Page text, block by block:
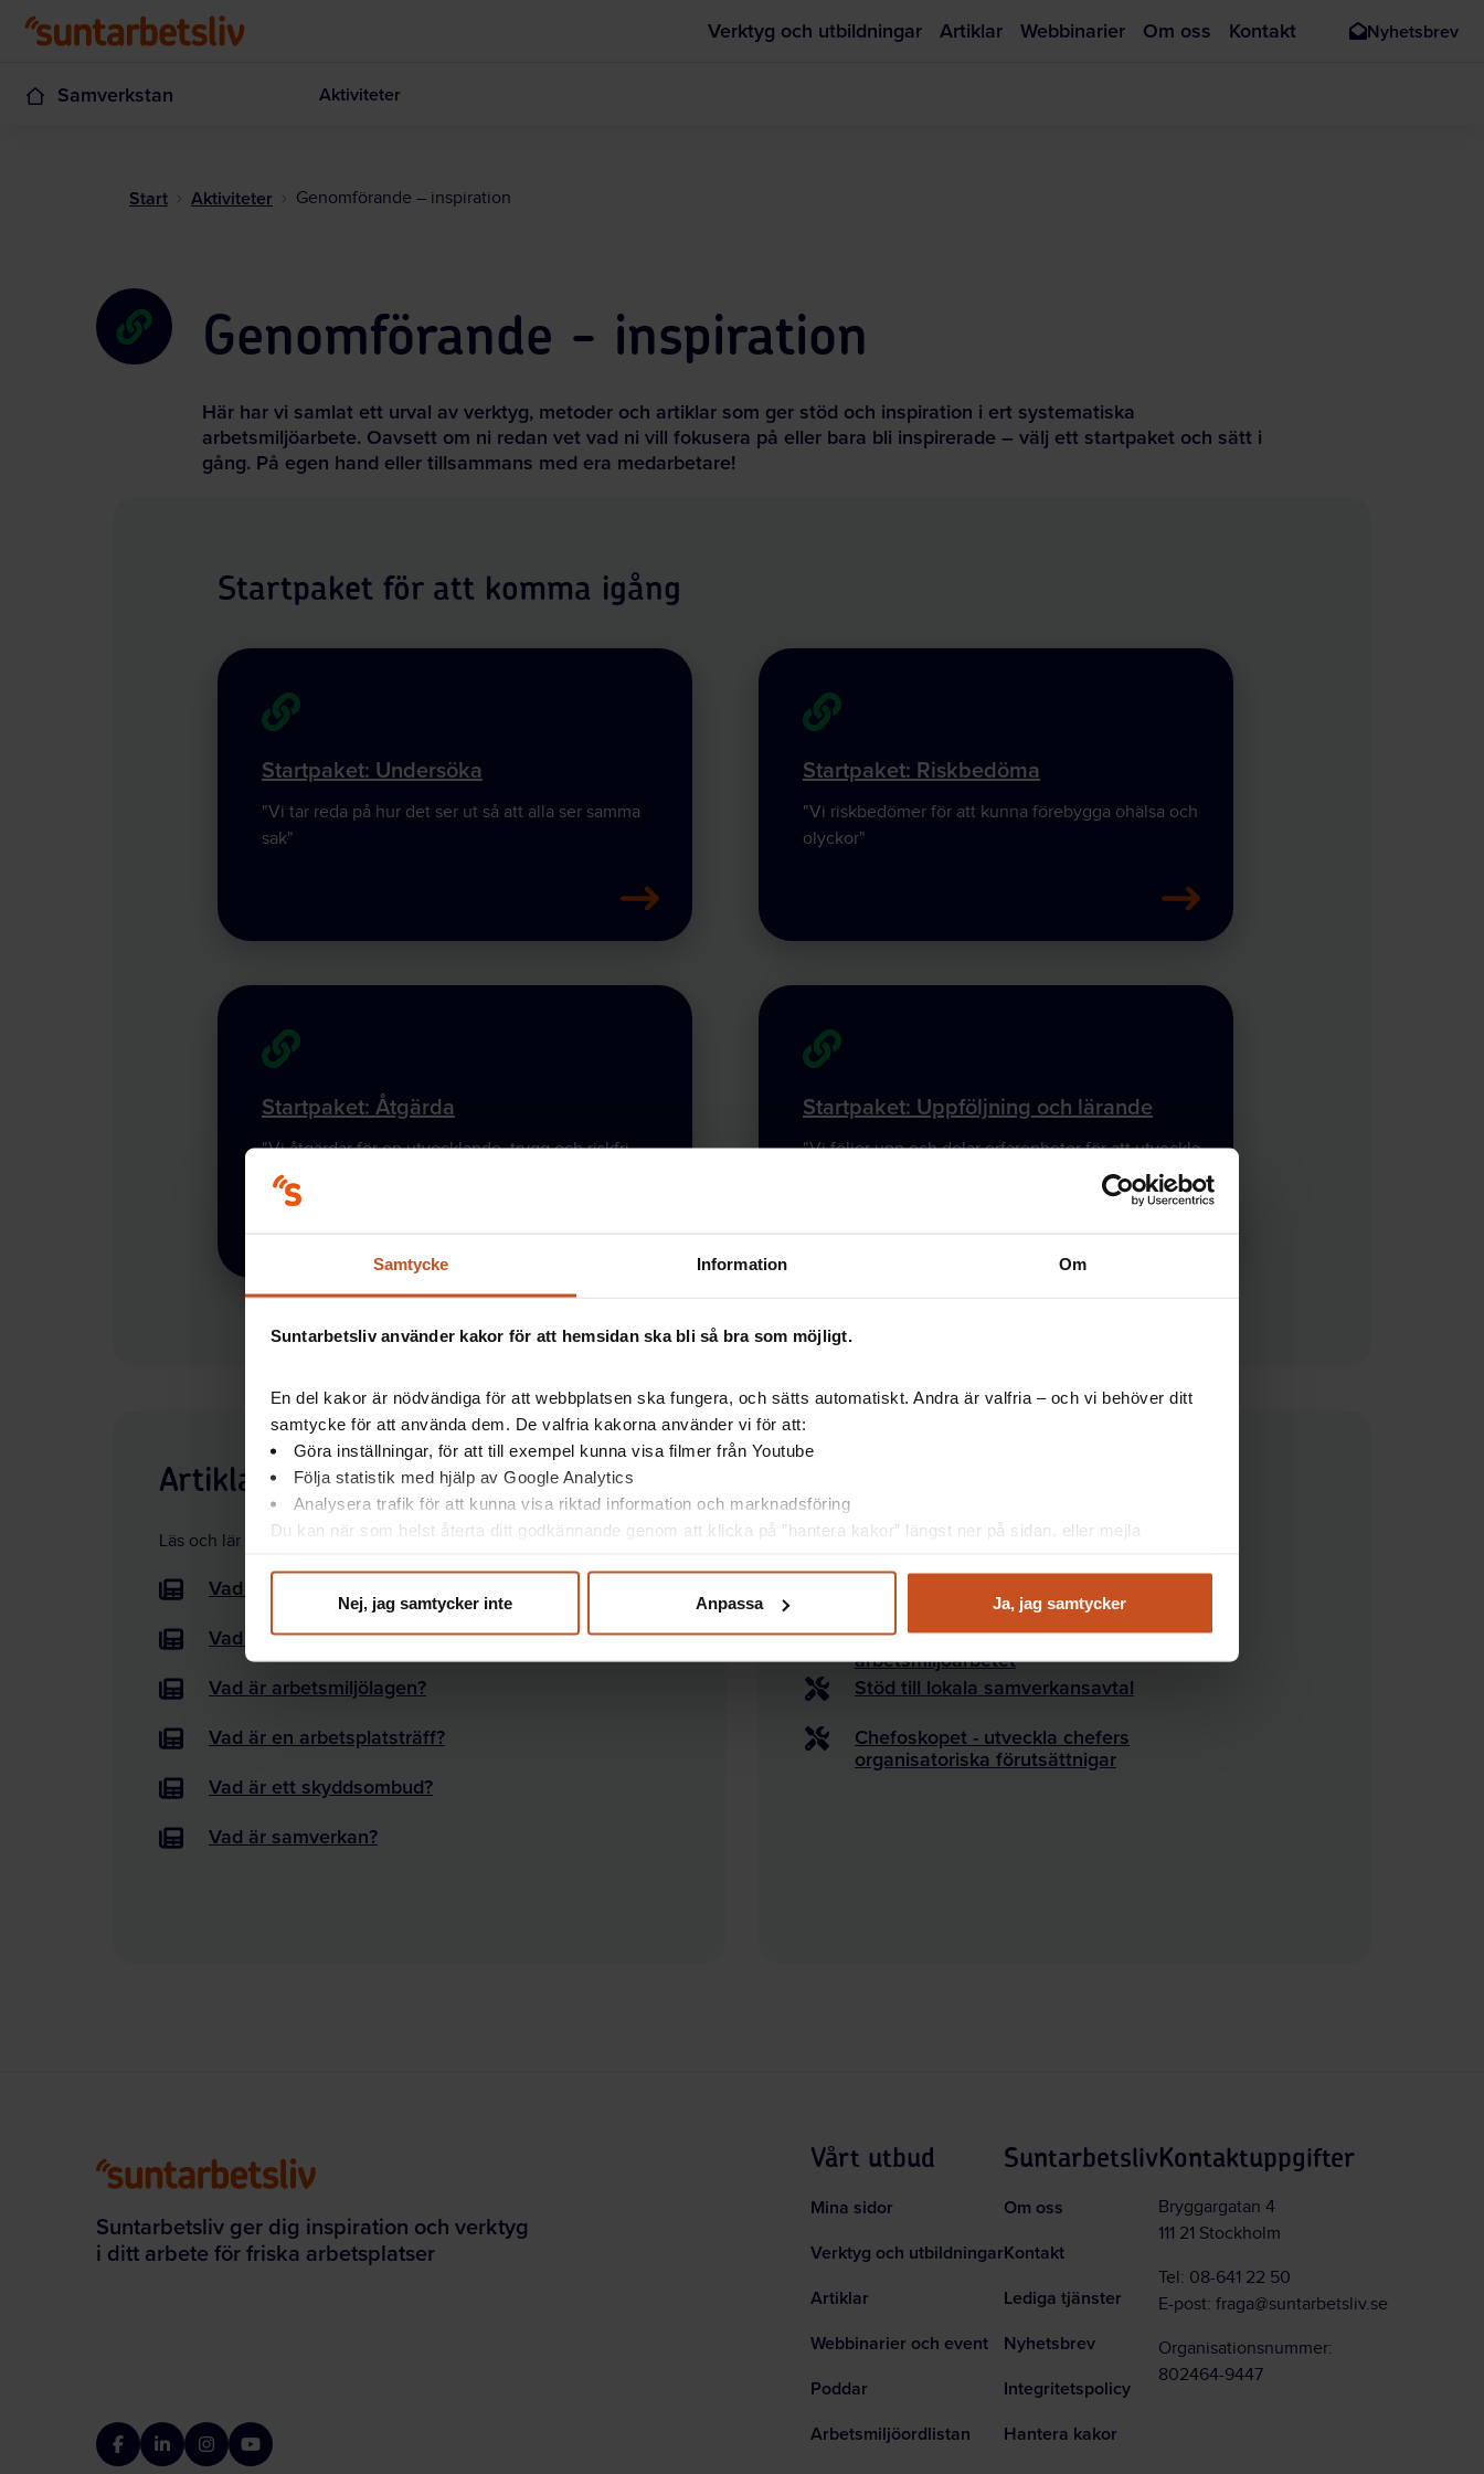
Samtycke Information Om
Suntarbetsliv använder kakor för att hemsidan ska bli så bra som möjligt.
En del kakor är nödvändiga för att webbplatsen ska fungera, och sätts automatiskt. Andra är valfria – och vi behöver ditt
samtycke för att använda dem. De valfria kakorna använder vi för att:
Göra inställningar, för att till exempel kunna visa filmer från Youtube
Följa statistik med hjälp av Google Analytics
Analysera trafik för att kunna visa riktad information och marknadsföring
Du kan när som helst återta ditt godkännande genom att klicka på ”hantera kakor” längst ner på sidan, eller mejla
Nej, jag samtycker inte Anpassa Ja, jag samtycker
Verktyg och utbildningar Artiklar Webbinarier Om oss Kontakt Nyhetsbrev
Samverkstan Aktiviteter
Start Aktiviteter Genomförande – inspiration
Genomförande - inspiration
Här har vi samlat ett urval av verktyg, metoder och artiklar som ger stöd och inspiration i ert systematiska
arbetsmiljöarbete. Oavsett om ni redan vet vad ni vill fokusera på eller bara bli inspirerade – välj ett startpaket och sätt i
gång. På egen hand eller tillsammans med era medarbetare!
Startpaket för att komma igång
Startpaket: Undersöka
"Vi tar reda på hur det ser ut så att alla ser samma
sak"
Startpaket: Riskbedöma
"Vi riskbedömer för att kunna förebygga ohälsa och
olyckor"
Startpaket: Åtgärda
"Vi åtgärdar för en utvecklande, trygg och riskfri
arbetsmiljö"
Startpaket: Uppföljning och lärande
"Vi följer upp och delar erfarenheter för att utveckla
Artiklar - så kan ni göra
Läs och lär dig mer om några vanliga arbetsmiljöbegrepp.
Vad är systematiskt arbetsmiljöarbete?
Vad är arbetsmiljö?
Vad är arbetsmiljölagen?
Vad är en arbetsplatsträff?
Vad är ett skyddsombud?
Vad är samverkan?
Styrelsen och politiker spelar roll för
arbetsmiljöarbetet
Stöd till lokala samverkansavtal
Chefoskopet - utveckla chefers
organisatoriska förutsättnigar
Suntarbetsliv ger dig inspiration och verktyg
i ditt arbete för friska arbetsplatser
FacebookLinkedInInstagramYouTube
Vårt utbud
Mina sidor
Verktyg och utbildningar
Artiklar
Webbinarier och event
Poddar
Arbetsmiljöordlistan
Suntarbetsliv
Om oss
Kontakt
Lediga tjänster
Nyhetsbrev
Integritetspolicy
Hantera kakor
Kontaktuppgifter
Bryggargatan 4
111 21 Stockholm
Tel: 08-641 22 50
E-post: fraga@suntarbetsliv.se
Organisationsnummer:
802464-9447